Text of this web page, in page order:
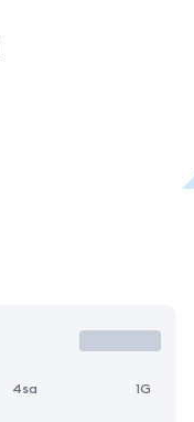
4sa 1G